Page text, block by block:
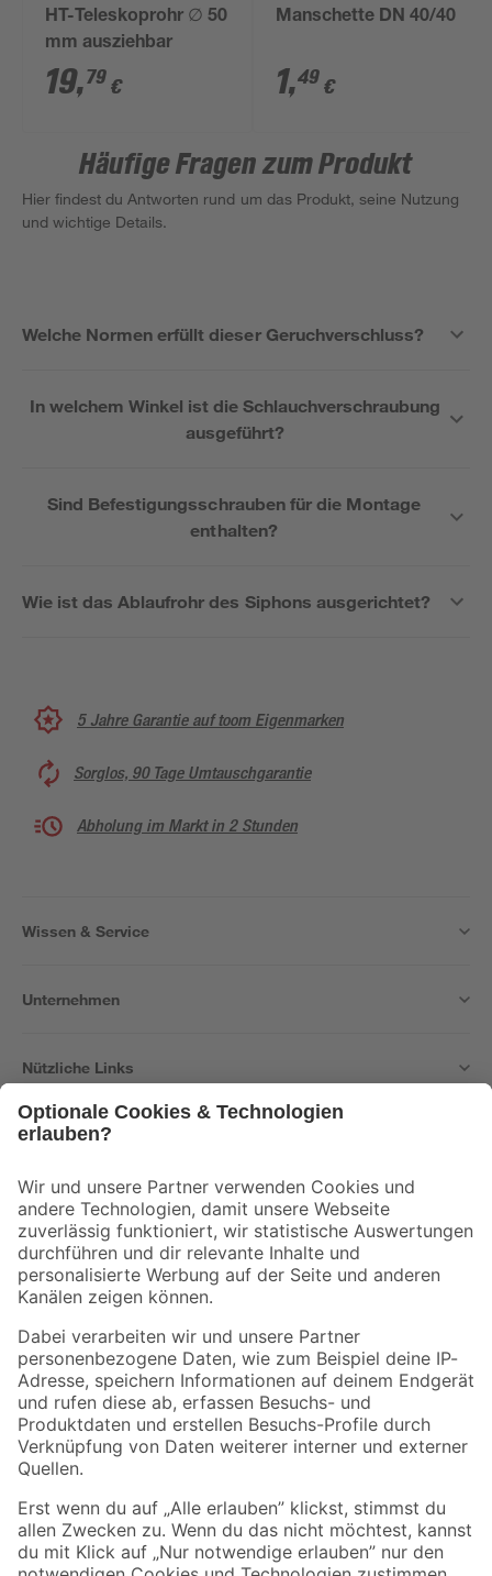
HT-Teleskoprohr ∅ 50
mm ausziehbar
19,79 €
Manschette DN 40/40
1,49 €
Häufige Fragen zum Produkt
Hier findest du Antworten rund um das Produkt, seine Nutzung
und wichtige Details.
Welche Normen erfüllt dieser Geruchverschluss?
In welchem Winkel ist die Schlauchverschraubung
ausgeführt?
Sind Befestigungsschrauben für die Montage
enthalten?
Wie ist das Ablaufrohr des Siphons ausgerichtet?
5 Jahre Garantie auf toom Eigenmarken
Sorglos, 90 Tage Umtauschgarantie
Abholung im Markt in 2 Stunden
Wissen & Service
Unternehmen
Nützliche Links
Der toom Newsletter: Keine Angebote und Aktionen mehr verpassen!
Zur Newsletter Anmeldung
Folge uns
Zahlungsarten Versandarten
Sicher einkaufen
Jetzt die toom-App herunterladen